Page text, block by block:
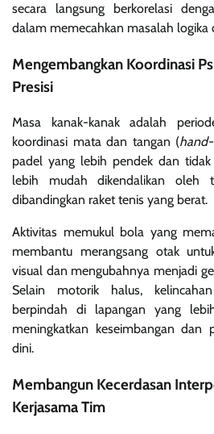
secara langsung berkorelasi
dalam memecahkan masalah logika
Mengembangkan Koordinasi
Presisi
Masa kanak-kanak adalah
koordinasi mata dan tangan (
padel yang lebih pendek dan
lebih mudah dikendalikan oleh
dibandingkan raket tenis yang berat.
Aktivitas memukul bola yang
membantu merangsang otak
visual dan mengubahnya menjadi
Selain motorik halus,
berpindah di lapangan yang
meningkatkan keseimbangan dan
dini.
Membangun Kecerdasan
Kerjasama Tim